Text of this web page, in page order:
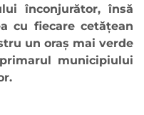
înconjurător, însă
cu fiecare cetățean
un oraș mai verde
municipiului